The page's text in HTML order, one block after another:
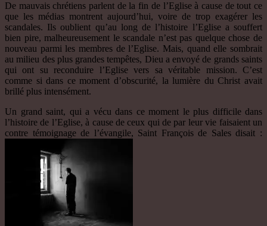
De mauvais chrétiens parlent de la fin de l’Eglise à cause de tout ce
que les médias montrent aujourd’hui, voire de trop exagérer les
scandales. Ils oublient qu’au long de l’histoire l’Eglise a souffert
bien pire, malheureusement le scandale n’est pas quelque chose de
nouveau parmi les membres de l’Eglise. Mais, quand elle sombrait
au milieu des plus grandes tempêtes, Dieu a envoyé de grands saints
qui ont su reconduire l’Eglise vers sa véritable mission. C’est
comme si dans ce moment d’obscurité, la lumière du Christ avait
brillé plus intensément.
Un grand saint, qui a vécu dans ce moment le plus difficile dans
l’histoire de l’Eglise, à cause de ceux qui de par leur vie faisaient un
contre témoignage de l’évangile, Saint François de Sales disait :